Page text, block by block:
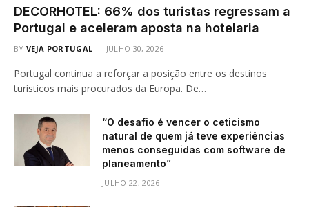
DECORHOTEL: 66% dos turistas regressam a
Portugal e aceleram aposta na hotelaria
BY VEJA PORTUGAL JULHO 30, 2026
Portugal continua a reforçar a posição entre os destinos
turísticos mais procurados da Europa. De…
“O desafio é vencer o ceticismo
natural de quem já teve experiências
menos conseguidas com software de
planeamento”
JULHO 22, 2026